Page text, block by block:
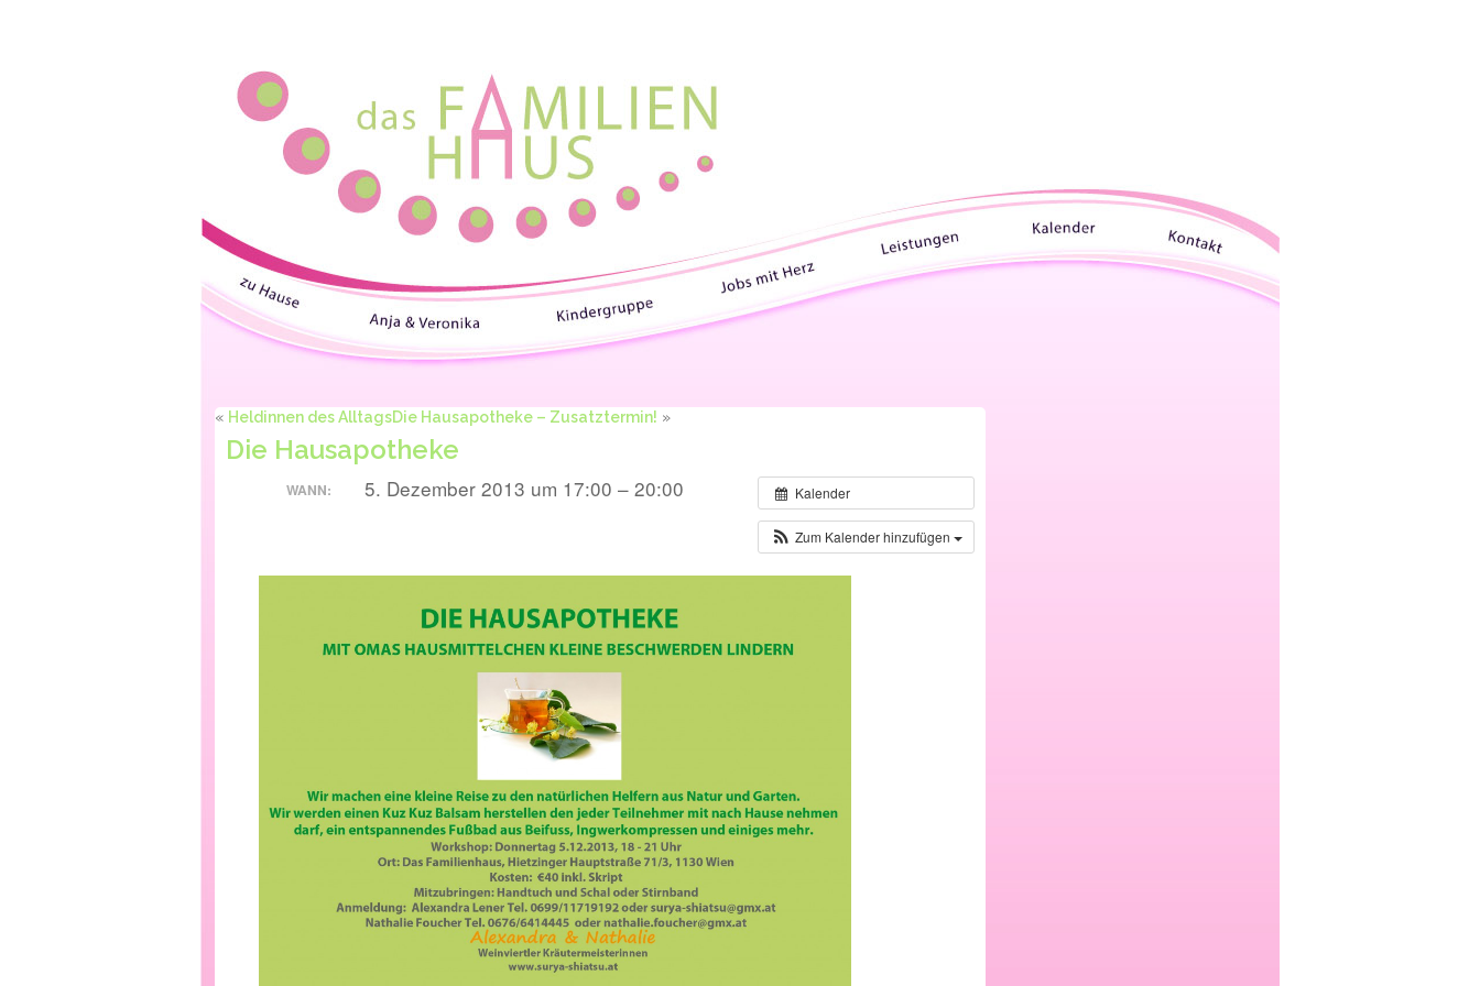
« Heldinnen des AlltagsDie Hausapotheke – Zusatztermin! »
Die Hausapotheke
Kalender
Zum Kalender hinzufügen
WANN: 5. Dezember 2013 um 17:00 – 20:00